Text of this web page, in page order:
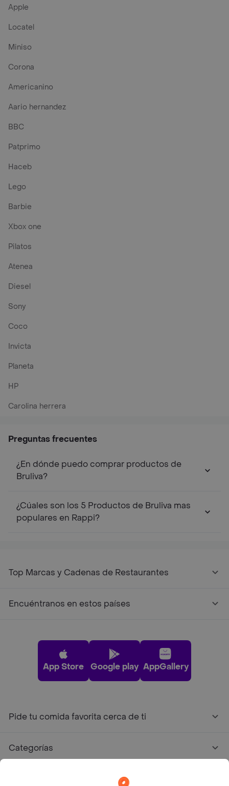
Apple
Locatel
Miniso
Corona
Americanino
Aario hernandez
BBC
Patprimo
Haceb
Lego
Barbie
Xbox one
Pilatos
Atenea
Diesel
Sony
Coco
Invicta
Planeta
HP
Carolina herrera
Preguntas frecuentes
¿En dónde puedo comprar productos de
Bruliva?
¿Cúales son los 5 Productos de Bruliva mas
populares en Rappi?
Top Marcas y Cadenas de Restaurantes
Encuéntranos en estos países
App Store Google play AppGallery
Pide tu comida favorita cerca de ti
Categorías